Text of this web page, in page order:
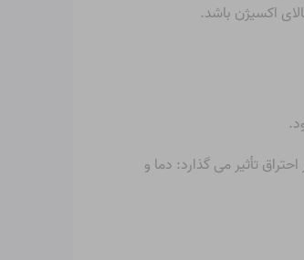
اکسیژن باشد.
تأثیر می گذارد: دما و